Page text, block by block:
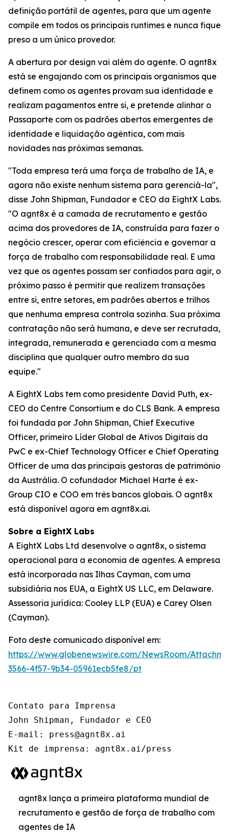
definição portátil de agentes, para que um agente
compile em todos os principais runtimes e nunca fique
preso a um único provedor.
A abertura por design vai além do agente. O agnt8x
está se engajando com os principais organismos que
definem como os agentes provam sua identidade e
realizam pagamentos entre si, e pretende alinhar o
Passaporte com os padrões abertos emergentes de
identidade e liquidação agêntica, com mais
novidades nas próximas semanas.
"Toda empresa terá uma força de trabalho de IA, e
agora não existe nenhum sistema para gerenciá-la",
disse John Shipman, Fundador e CEO da EightX Labs.
"O agnt8x é a camada de recrutamento e gestão
acima dos provedores de IA, construída para fazer o
negócio crescer, operar com eficiência e governar a
força de trabalho com responsabilidade real. E uma
vez que os agentes possam ser confiados para agir, o
próximo passo é permitir que realizem transações
entre si, entre setores, em padrões abertos e trilhos
que nenhuma empresa controla sozinha. Sua próxima
contratação não será humana, e deve ser recrutada,
integrada, remunerada e gerenciada com a mesma
disciplina que qualquer outro membro da sua
equipe."
A EightX Labs tem como presidente David Puth, ex-
CEO do Centre Consortium e do CLS Bank. A empresa
foi fundada por John Shipman, Chief Executive
Officer, primeiro Líder Global de Ativos Digitais da
PwC e ex-Chief Technology Officer e Chief Operating
Officer de uma das principais gestoras de patrimônio
da Austrália. O cofundador Michael Harte é ex-
Group CIO e COO em três bancos globais. O agnt8x
está disponível agora em agnt8x.ai.
Sobre a EightX Labs
A EightX Labs Ltd desenvolve o agnt8x, o sistema
operacional para a economia de agentes. A empresa
está incorporada nas Ilhas Cayman, com uma
subsidiária nos EUA, a EightX US LLC, em Delaware.
Assessoria jurídica: Cooley LLP (EUA) e Carey Olsen
(Cayman).
Foto deste comunicado disponível em:
https://www.globenewswire.com/NewsRoom/
3566-4f57-9b34-05961ecb5fe8/pt
Contato para Imprensa
John Shipman, Fundador e CEO
E-mail: press@agnt8x.ai
Kit de imprensa: agnt8x.ai/press
agnt8x lança a primeira plataforma mundial de
recrutamento e gestão de força de trabalho com
agentes de IA